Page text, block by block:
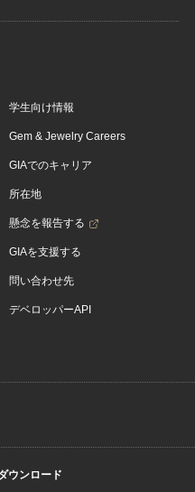
学生向け情報
Gem & Jewelry Careers
GIAでのキャリア
所在地
懸念を報告する
GIAを支援する
問い合わせ先
デベロッパーAPI
ウンロード